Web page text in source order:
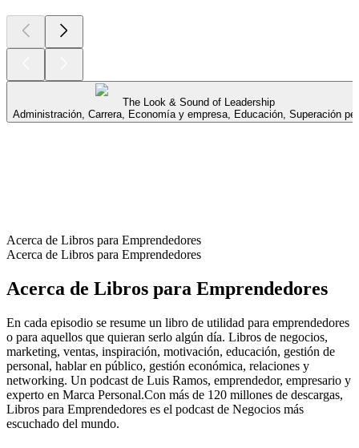
The Look & Sound of Leadership
Administración, Carrera, Economía y empresa, Educación, Superación
Acerca de Libros para Emprendedores
Acerca de Libros para Emprendedores
Acerca de Libros para Emprendedores
En cada episodio se resume un libro de utilidad para emprendedores
o para aquellos que quieran serlo algún día. Libros de negocios,
marketing, ventas, inspiración, motivación, educación, gestión de
personal, hablar en público, gestión económica, relaciones y
networking. Un podcast de Luis Ramos, emprendedor, empresario y
experto en Marca Personal.Con más de 120 millones de descargas,
Libros para Emprendedores es el podcast de Negocios más
escuchado del mundo.